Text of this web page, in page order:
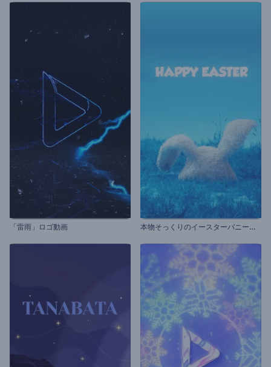
「雷雨」ロゴ動画 本
物そっくりのイースターバニーのオープニング動画